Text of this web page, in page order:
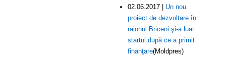
02.06.2017 | Un nou
proiect de dezvoltare în
raionul Briceni şi-a luat
startul după ce a primit
finanţare(Moldpres)